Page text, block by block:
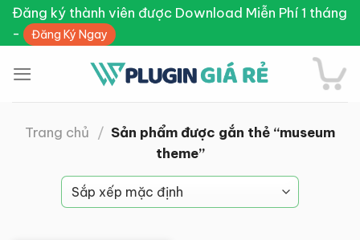
Skip
content
Đăng ký thành viên được Download Miễn Phí 1 tháng
-
Đăng Ký Ngay
Trang chủ / Sản phẩm được gắn thẻ “museum
theme”